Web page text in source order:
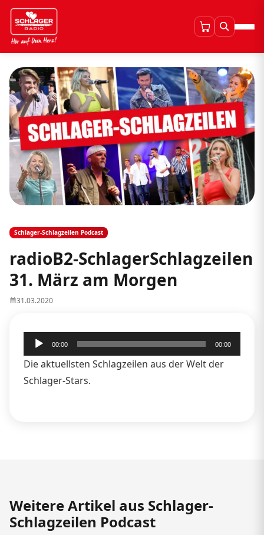
Schlager-Schlagzeilen Podcast
radioB2-SchlagerSchlagzeilen
31. März am Morgen
31.03.2020
Audio-
Player
00:00 00:00
Die aktuellsten Schlagzeilen aus der Welt der
Schlager-Stars.
Weitere Artikel aus Schlager-
Schlagzeilen Podcast